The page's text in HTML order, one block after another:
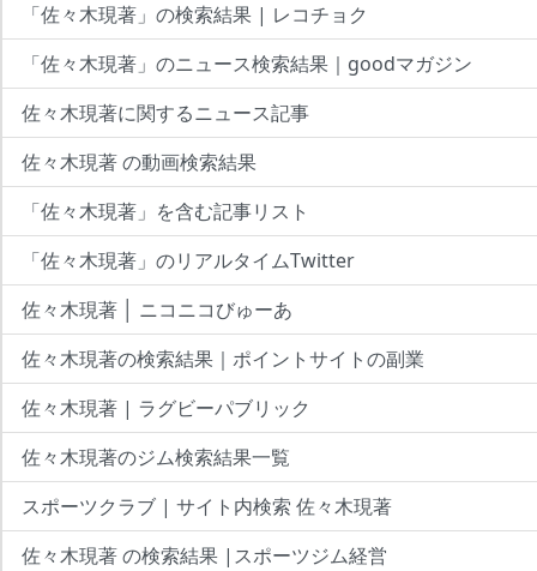
「佐々木現著」の検索結果 | レコチョク
「佐々木現著」のニュース検索結果｜goodマガジン
佐々木現著に関するニュース記事
佐々木現著 の動画検索結果
「佐々木現著」を含む記事リスト
「佐々木現著」のリアルタイムTwitter
佐々木現著 │ ニコニコびゅーあ
佐々木現著の検索結果｜ポイントサイトの副業
佐々木現著 | ラグビーパブリック
佐々木現著のジム検索結果一覧
スポーツクラブ | サイト内検索 佐々木現著
佐々木現著 の検索結果 |スポーツジム経営